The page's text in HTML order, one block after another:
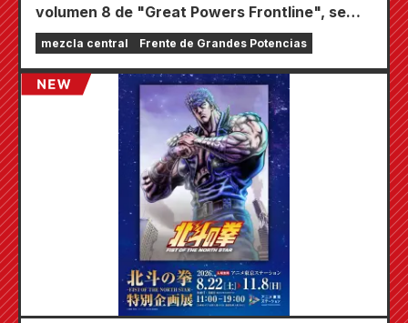
volumen 8 de "Great Powers Frontline", se
llevará a cabo una feria por tiempo limitado en
las tiendas Animate de todo el país a partir del
20 de agosto, donde podrás conseguir una
minitarjeta especialmente dibujada (¡4 tipos
mezcla central Frente de Grandes Potencias